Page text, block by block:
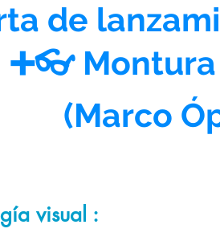
de
➕👓
(Marco
visual :